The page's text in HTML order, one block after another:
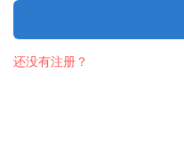
还没有注册？